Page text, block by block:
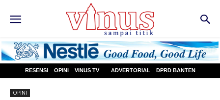
RESENSI OPINI VINUS TV ADVERTORIAL DPRD BANTEN
OPINI